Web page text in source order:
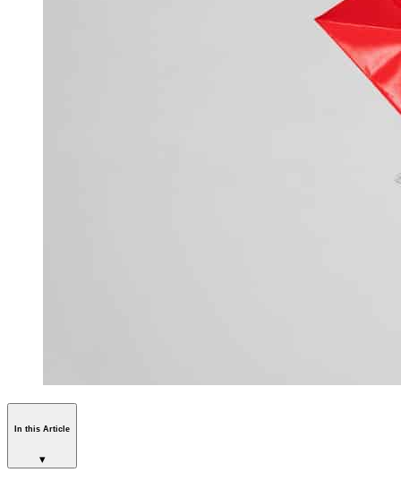
In this Article
▾